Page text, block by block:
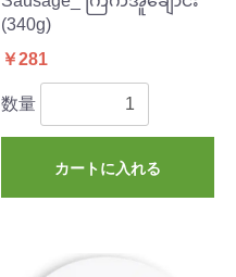
(340g)
￥281
数量
カートに入れる